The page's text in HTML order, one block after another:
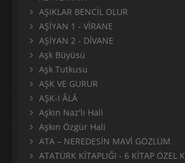
AŞIKLAR BENCİL OLUR
AŞİYAN 1 - VİRANE
AŞİYAN 2 - DİVANE
Aşk Büyüsü
Aşk Tutkusu
AŞK VE GURUR
AŞK-I ÂLÂ
Aşkın Naz'lı Hali
Aşkın Özgür Hali
ATA – NEREDESİN MAVİ GÖZLÜM
ATATÜRK KİTAPLIĞI - 6 KİTAP ÖZEL